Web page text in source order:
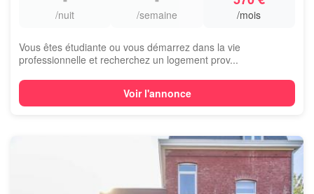
/nuit /semaine /mois
Vous êtes étudiante ou vous démarrez dans la vie
professionnelle et recherchez un logement prov...
Voir l'annonce